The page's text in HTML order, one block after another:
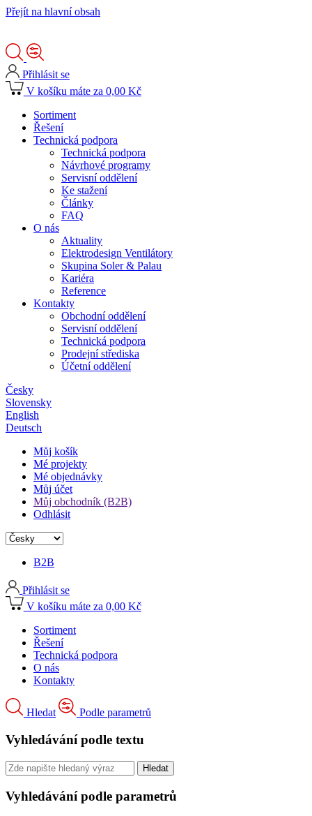
Přejít na hlavní obsah
Přihlásit se
V košíku máte za 0,00 Kč
Sortiment
Řešení
Technická podpora
Technická podpora
Návrhové programy
Servisní oddělení
Ke stažení
Články
FAQ
O nás
Aktuality
Elektrodesign Ventilátory
Skupina Soler & Palau
Kariéra
Reference
Kontakty
Obchodní oddělení
Servisní oddělení
Technická podpora
Prodejní střediska
Účetní oddělení
Česky
Slovensky
English
Deutsch
Můj košík
Mé projekty
Mé objednávky
Můj účet
Můj obchodník (B2B)
Odhlásit
B2B
Přihlásit se
V košíku máte za 0,00 Kč
Sortiment
Řešení
Technická podpora
O nás
Kontakty
Hledat Podle parametrů
Vyhledávání podle textu
Vyhledávání podle parametrů